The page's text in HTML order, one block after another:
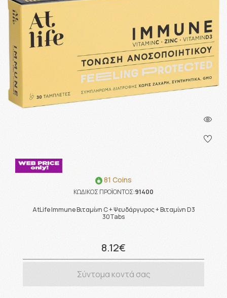
81 Coins
ΚΩΔΙΚΟΣ ΠΡΟΪΟΝΤΟΣ:91400
AtLife Immune Βιταμίνη C + Ψευδάργυρος + Βιταμίνη D3
30Tabs
8.12€
Σύντομα κοντά σας